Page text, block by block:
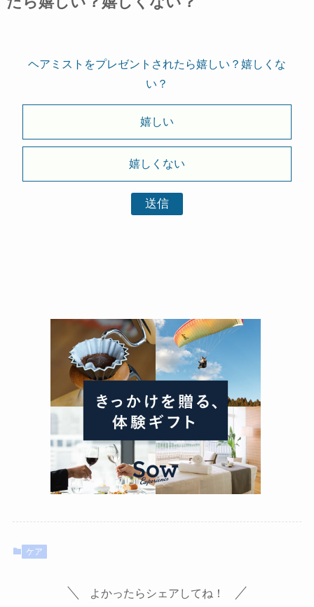
ヘアミストをプレゼントされたら嬉しい？嬉しくな
い？
嬉しい
嬉しくない
ケア
よかったらシェアしてね！